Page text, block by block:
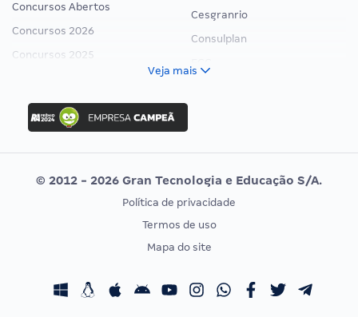
Concursos Abertos
Concursos 2026
Concursos 2025
Concurso Ibama
Concurso MPU
Editais publicados
Cesgranrio
Consulplan
Vunesp
CONCURSOS POR PROFISSÃO
Concursos Fiscais
EXAME DE ORDEM
Calendário OAB
Veja mais
© 2012 - 2026 Gran Tecnologia e Educação S/A.
Política de privacidade
Termos de uso
Mapa do site